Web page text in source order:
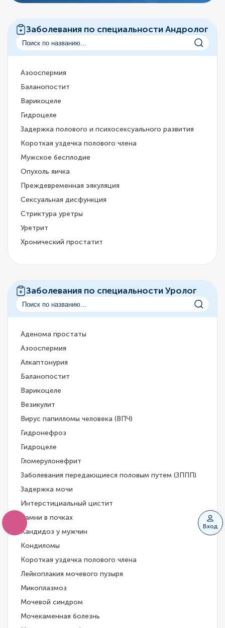
Вход
Заболевания по специальности Андролог
Азооспермия
Баланопостит
Варикоцеле
Гидроцеле
Задержка полового и психосексуального развития
Короткая уздечка полового члена
Мужское бесплодие
Опухоль яичка
Преждевременная эякуляция
Сексуальная дисфункция
Стриктура уретры
Уретрит
Хронический простатит
Заболевания по специальности Уролог
Аденома простаты
Азооспермия
Алкаптонурия
Баланопостит
Варикоцеле
Везикулит
Вирус папилломы человека (ВПЧ)
Гидронефроз
Гидроцеле
Гломерулонефрит
Заболевания передающиеся половым путем (ЗППП)
Задержка мочи
Интерстициальный цистит
Камни в почках
Кандидоз у мужчин
Кондиломы
Короткая уздечка полового члена
Лейкоплакия мочевого пузыря
Микоплазмоз
Мочевой синдром
Мочекаменная болезнь